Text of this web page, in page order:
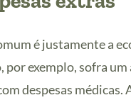
é justamente a
por exemplo, sofra
despesas médicas.